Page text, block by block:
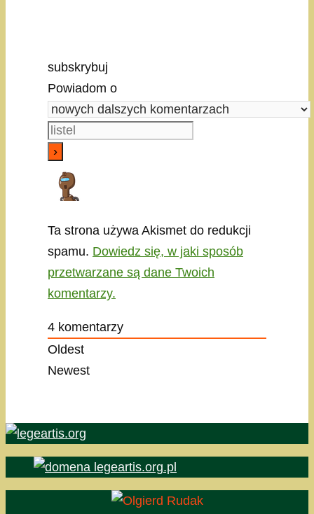
subskrybuj
Powiadom o
Ta strona używa Akismet do redukcji
spamu. Dowiedz się, w jaki sposób
przetwarzane są dane Twoich
komentarzy.
4 komentarzy
Oldest
Newest